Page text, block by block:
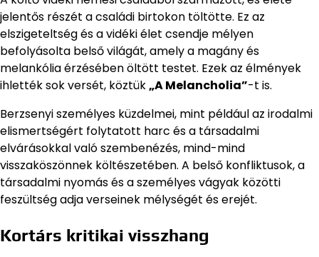
jelentős részét a családi birtokon töltötte. Ez az
elszigeteltség és a vidéki élet csendje mélyen
befolyásolta belső világát, amely a magány és
melankólia érzésében öltött testet. Ezek az élmények
ihlették sok versét, köztük„A Melancholia”-t is.
Berzsenyi személyes küzdelmei, mint például az irodalmi
elismertségért folytatott harc és a társadalmi
elvárásokkal való szembenézés, mind-mind
visszaköszönnek költészetében. A belső konfliktusok, a
társadalmi nyomás és a személyes vágyak közötti
feszültség adja verseinek mélységét és erejét.
Kortárs kritikai visszhang